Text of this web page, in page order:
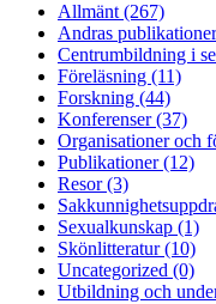
Allmänt (267)
Andras
Centrumbildning i
Föreläsning (11)
Forskning (44)
Konferenser (37)
Organisationer och
Publikationer (12)
Resor (3)
Sexualkunskap (1)
Skönlitteratur (10)
Uncategorized (0)
Utbildning och